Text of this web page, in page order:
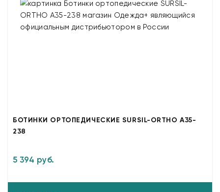
БОТИНКИ ОРТОПЕДИЧЕСКИЕ SURSIL-ORTHO A35-
238
5 394 руб.